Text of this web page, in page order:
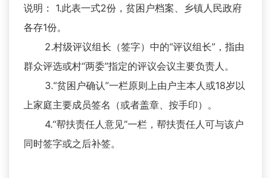
说明： 1.此表一式2份，贫困户档案、乡镇人民政府
各存1份。
2.村级评议组长（签字）中的“评议组长”，指由
群众评选或村“两委”指定的评议会议主要负责人。
3.“贫困户确认”一栏原则上由户主本人或18岁以
上家庭主要成员签名（或者盖章、按手印）。
4.“帮扶责任人意见”一栏，帮扶责任人可与该户
同时签字或之后补签。